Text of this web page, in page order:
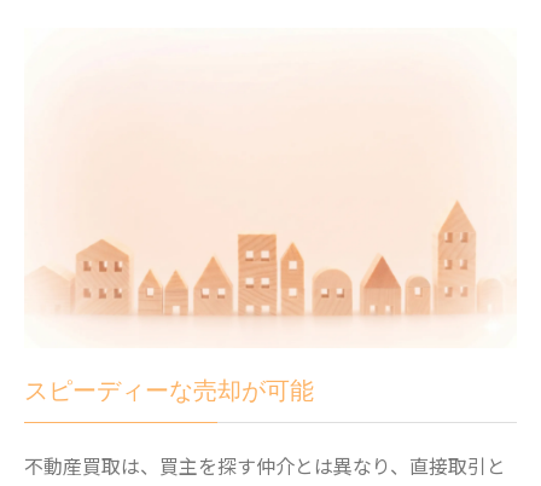
スピーディーな売却が可能
不動産買取は、買主を探す仲介とは異なり、直接取引と